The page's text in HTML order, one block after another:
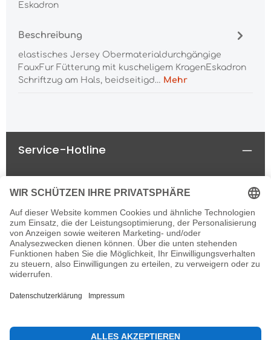
Eskadron
Beschreibung
elastisches Jersey Obermaterialdurchgängige
FauxFur Fütterung mit kuscheligem KragenEskadron
Schriftzug am Hals, beidseitigd… Mehr
Service-Hotline
Rechtliches
Informationen
Newsletter
Alle Preise inkl. gesetzl. Mehrwertsteuer zzgl.